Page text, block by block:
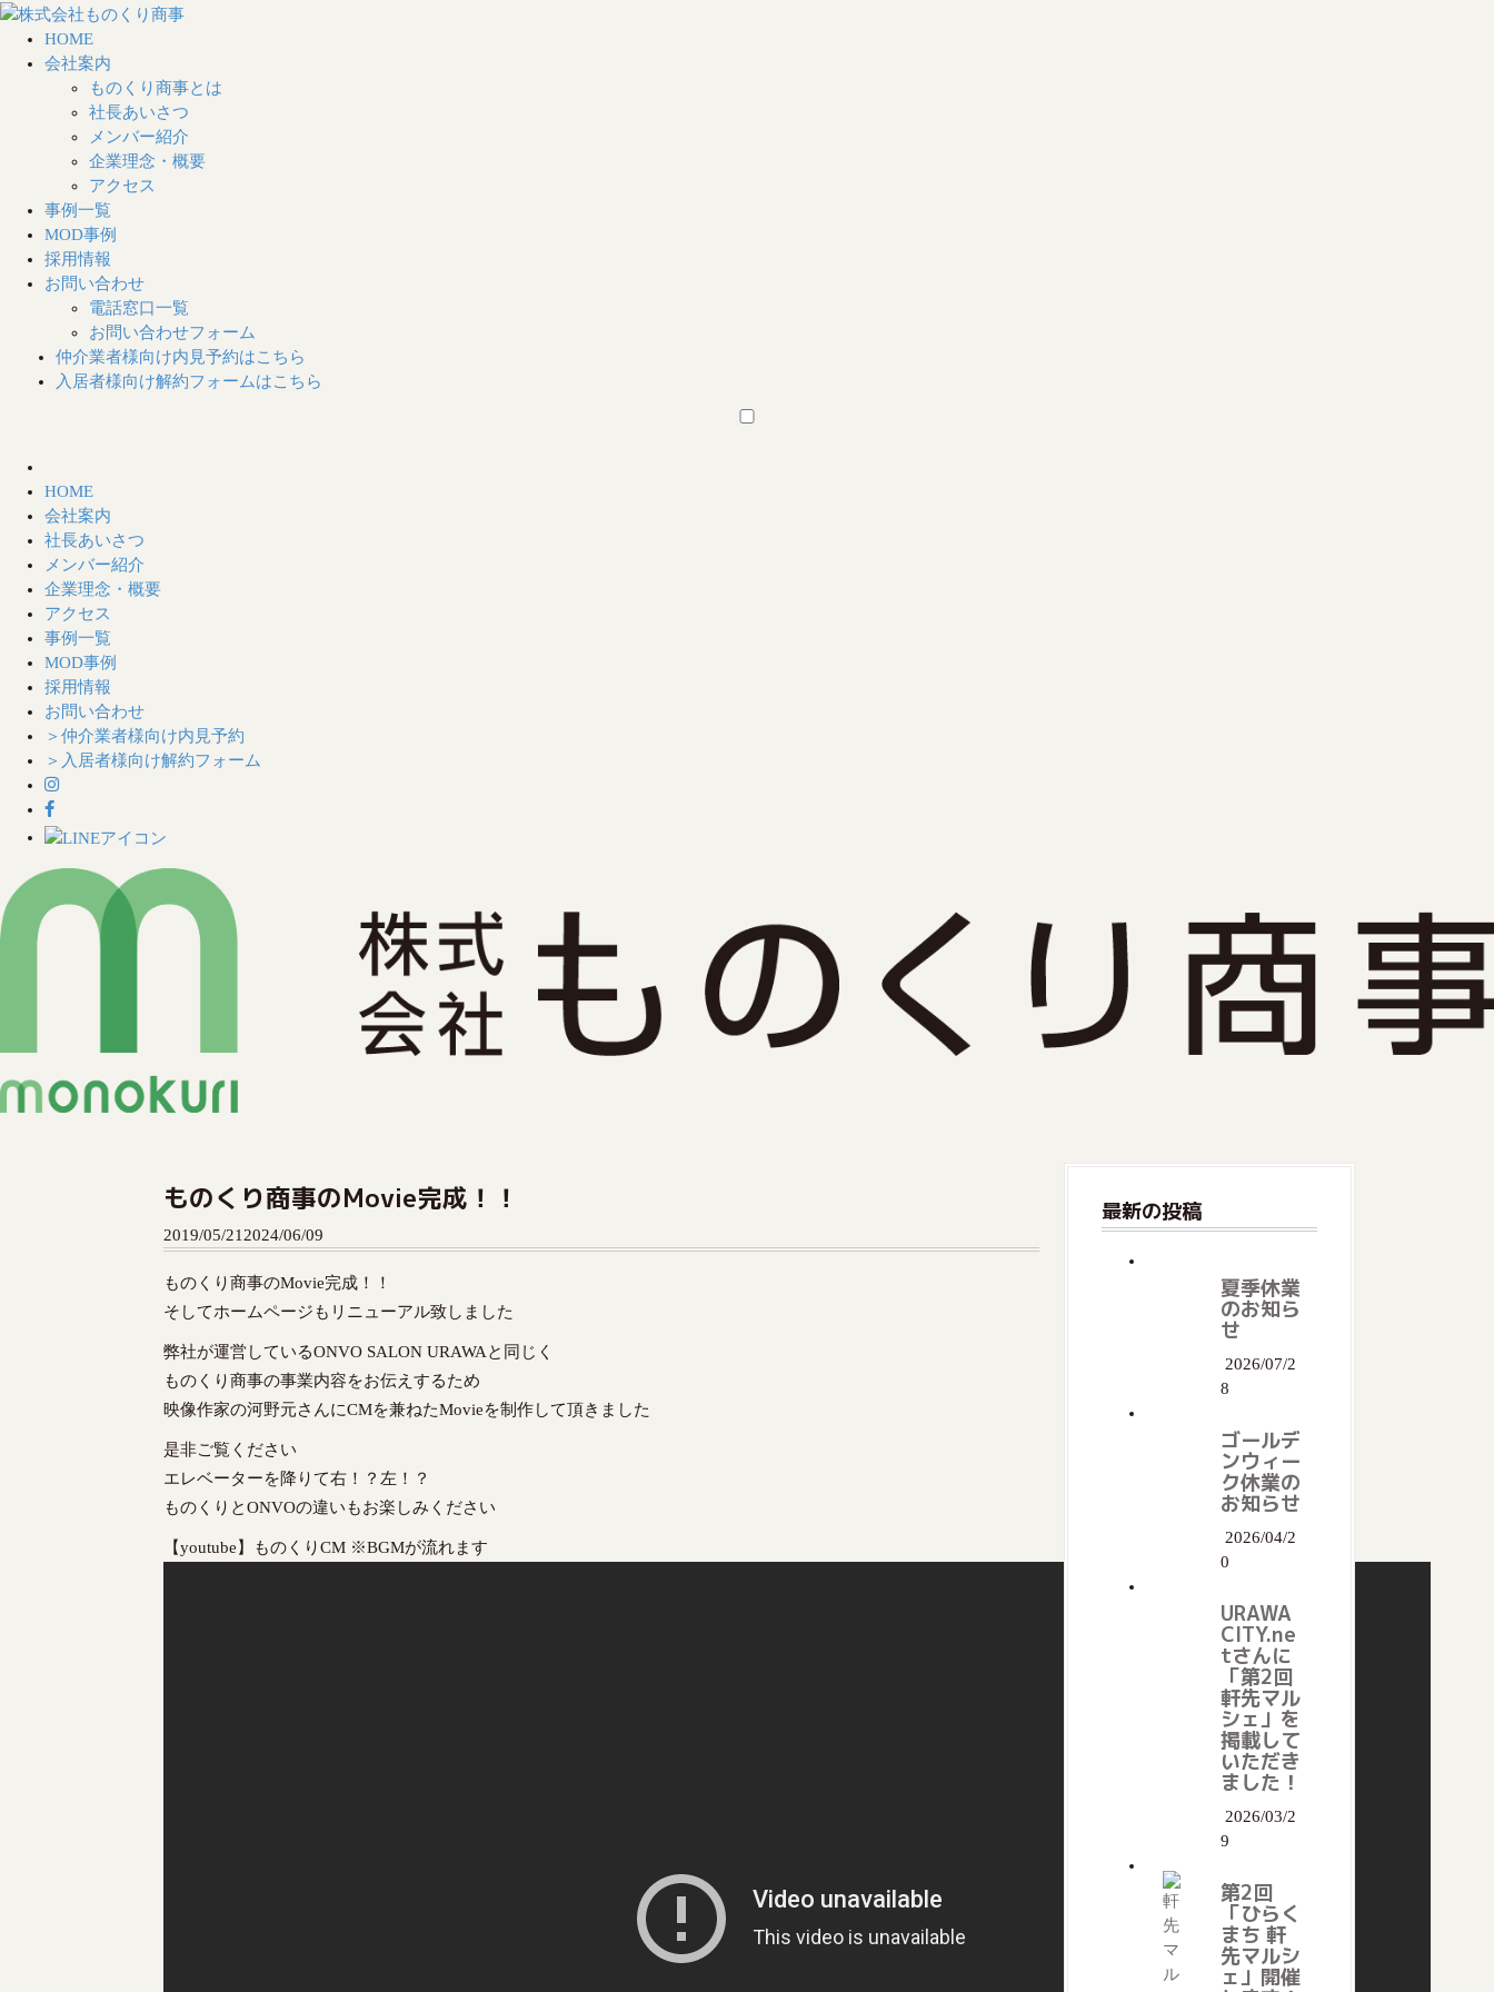
HOME
会社案内
ものくり商事とは
社長あいさつ
メンバー紹介
企業理念・概要
アクセス
事例一覧
MOD事例
採用情報
お問い合わせ
電話窓口一覧
お問い合わせフォーム
仲介業者様向け内見予約はこちら
入居者様向け解約フォームはこちら
HOME
会社案内
社長あいさつ
メンバー紹介
企業理念・概要
アクセス
事例一覧
MOD事例
採用情報
お問い合わせ
＞仲介業者様向け内見予約
＞入居者様向け解約フォーム
ものくり商事のMovie完成！！
2019/05/21 2024/06/09
ものくり商事のMovie完成！！
そしてホームページもリニューアル致しました
弊社が運営しているONVO SALON URAWAと同じく
ものくり商事の事業内容をお伝えするため
映像作家の河野元さんにCMを兼ねたMovieを制作して頂きました
是非ご覧ください
エレベーターを降りて右！？左！？
ものくりとONVOの違いもお楽しみください
【youtube】ものくりCM ※BGMが流れます
最新の投稿
夏季休業
のお知ら
せ
2026/07/2
8
ゴールデ
ンウィー
ク休業の
お知らせ
2026/04/2
0
URAWA
CITY.ne
tさんに
「第2回
軒先マル
シェ」を
掲載して
いただき
ました！
2026/03/2
9
第2回
「ひらく
まち 軒
先マルシ
ェ」開催